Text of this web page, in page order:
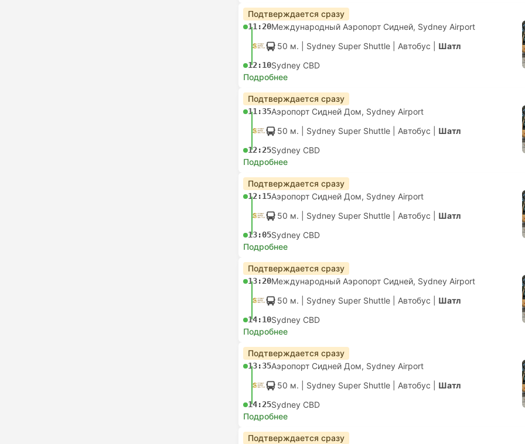
Подтверждается сразу
11:20Международный Аэропорт Сидней, Sydney Airport
50 м. | Sydney Super Shuttle Автобус Шатл
12:10Sydney CBD
Подробнее
Подтверждается сразу
11:35Аэропорт Сидней Дом, Sydney Airport
50 м. | Sydney Super Shuttle Автобус Шатл
12:25Sydney CBD
Подробнее
Подтверждается сразу
12:15Аэропорт Сидней Дом, Sydney Airport
50 м. | Sydney Super Shuttle Автобус Шатл
13:05Sydney CBD
Подробнее
Подтверждается сразу
13:20Международный Аэропорт Сидней, Sydney Airport
50 м. | Sydney Super Shuttle Автобус Шатл
14:10Sydney CBD
Подробнее
Подтверждается сразу
13:35Аэропорт Сидней Дом, Sydney Airport
50 м. | Sydney Super Shuttle Автобус Шатл
14:25Sydney CBD
Подробнее
Подтверждается сразу